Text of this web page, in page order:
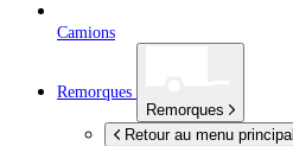
Camions
Remorques
Remorques
Retour au menu principal